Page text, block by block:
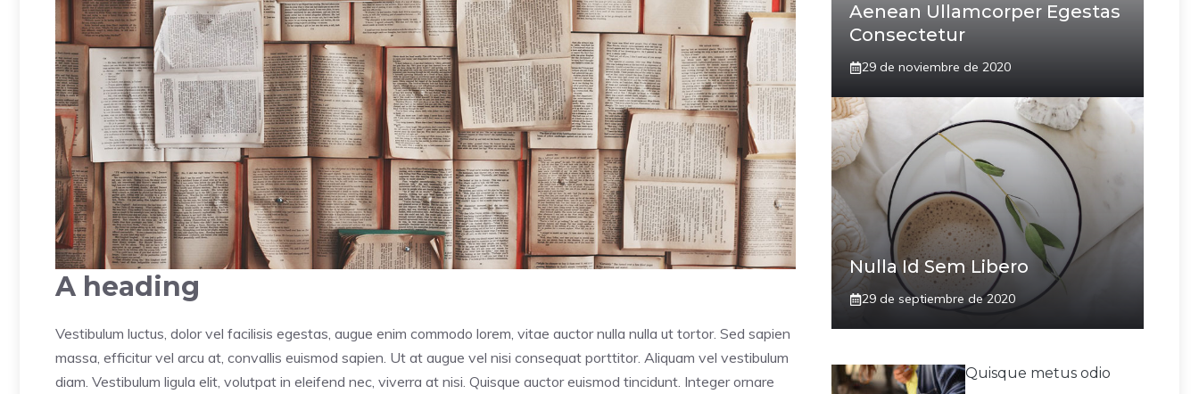
A heading
Vestibulum luctus, dolor vel facilisis egestas, augue enim commodo lorem, vitae auctor nulla nulla ut tortor. Sed sapien
massa, efficitur vel arcu at, convallis euismod sapien. Ut at augue vel nisi consequat porttitor. Aliquam vel vestibulum
diam. Vestibulum ligula elit, volutpat in eleifend nec, viverra at nisi. Quisque auctor euismod tincidunt. Integer ornare
Aenean Ullamcorper Egestas
Consectetur
29 de noviembre de 2020
Nulla Id Sem Libero
29 de septiembre de 2020
Quisque metus odio